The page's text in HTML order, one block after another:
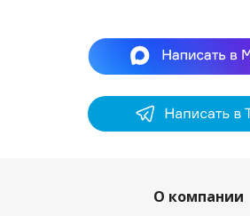
О компании